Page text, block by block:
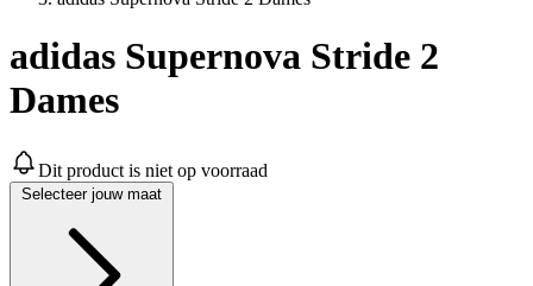
adidas Supernova Stride 2
Dames
Dit product is niet op voorraad
Selecteer jouw maat